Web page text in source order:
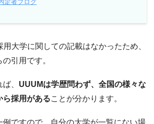
定者ブログ
大学に関しての記載はなかったため、
引用です。
、 UUUMは学歴問わず、全国の様々な
ら採用があることが分かります。
例ですので、自分の大学が一覧にない場